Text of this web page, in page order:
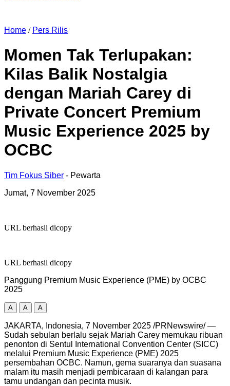
Home / Pers Rilis
Momen Tak Terlupakan:
Kilas Balik Nostalgia
dengan Mariah Carey di
Private Concert Premium
Music Experience 2025 by
OCBC
Tim Fokus Siber - Pewarta
Jumat, 7 November 2025
URL berhasil dicopy
URL berhasil dicopy
Panggung Premium Music Experience (PME) by OCBC
2025
A A A
JAKARTA, Indonesia, 7 November 2025 /PRNewswire/ —
Sudah sebulan berlalu sejak Mariah Carey memukau ribuan
penonton di Sentul International Convention Center (SICC)
melalui Premium Music Experience (PME) 2025
persembahan OCBC. Namun, gema suaranya dan suasana
malam itu masih menjadi pembicaraan di kalangan para
tamu undangan dan pecinta musik.